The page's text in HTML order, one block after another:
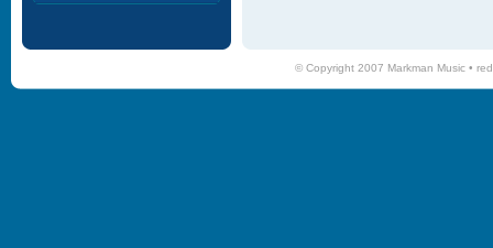
© Copyright 2007 Markman Music •